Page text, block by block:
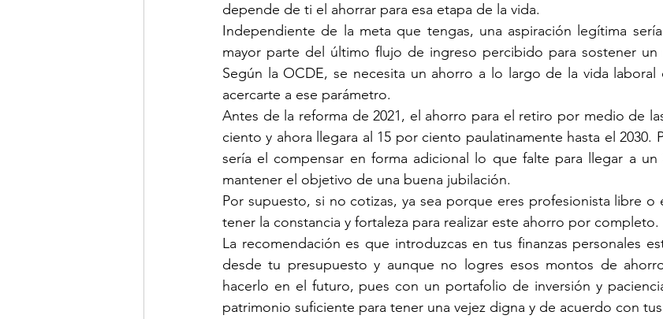
depende de ti el ahorrar para esa etapa de la vida.
Independiente de la meta que tengas, una aspiración legítima
mayor parte del último flujo de ingreso percibido para sostener un
Según la OCDE, se necesita un ahorro a lo largo de la vida
acercarte a ese parámetro.
Antes de la reforma de 2021, el ahorro para el retiro por medio de
ciento y ahora llegara al 15 por ciento paulatinamente hasta el 2030.
sería el compensar en forma adicional lo que falte para llegar a
mantener el objetivo de una buena jubilación.
Por supuesto, si no cotizas, ya sea porque eres profesionista libre o
tener la constancia y fortaleza para realizar este ahorro por completo.
La recomendación es que introduzcas en tus finanzas personales
desde tu presupuesto y aunque no logres esos montos de
hacerlo en el futuro, pues con un portafolio de inversión y
patrimonio suficiente para tener una vejez digna y de acuerdo con